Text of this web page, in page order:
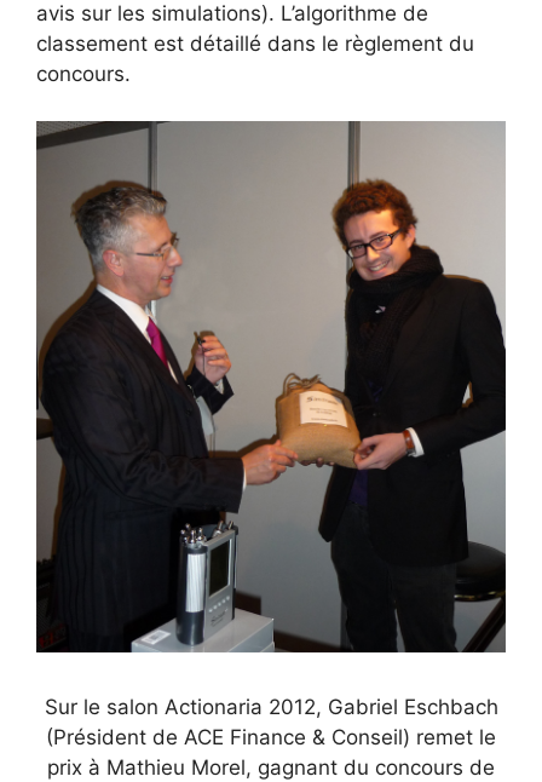
avis sur les simulations). L’algorithme de
classement est détaillé dans le règlement du
concours.
Sur le salon Actionaria 2012, Gabriel Eschbach
(Président de ACE Finance & Conseil) remet le
prix à Mathieu Morel, gagnant du concours de